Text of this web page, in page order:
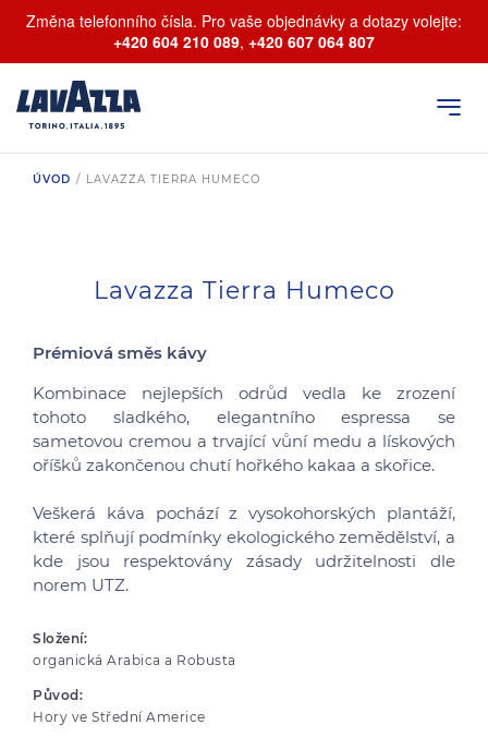
Změna telefonního čísla. Pro vaše objednávky a dotazy volejte:
+420 604 210 089, +420 607 064 807
ÚVOD / LAVAZZA TIERRA HUMECO
Lavazza Tierra Humeco
Prémiová směs kávy
Kombinace nejlepších odrůd vedla ke zrození
tohoto sladkého, elegantního espressa se
sametovou cremou a trvající vůní medu a lískových
oříšků zakončenou chutí hořkého kakaa a skořice.
Veškerá káva pochází z vysokohorských plantáží,
které splňují podmínky ekologického zemědělství, a
kde jsou respektovány zásady udržitelnosti dle
norem UTZ.
Složení:
organická Arabica a Robusta
Původ:
Hory ve Střední Americe